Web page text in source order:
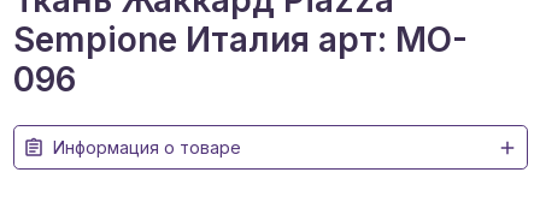
Sempione Италия арт: MO-
096
Информация о товаре